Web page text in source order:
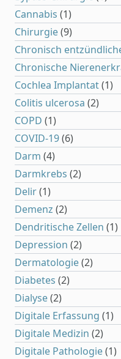
Cannabis (1)
Chirurgie(9)
Chronisch
Chronische
Cochlea Implantat(1)
Colitis ulcerosa (2)
COPD (1)
COVID-19(6)
Darm (4)
Darmkrebs (2)
Delir(1)
Demenz (2)
Dendritische Zellen (1)
Depression (2)
Dermatologie(2)
Diabetes (2)
Dialyse(2)
Digitale Erfassung (1)
Digitale Medizin (2)
Digitale Pathologie(1)